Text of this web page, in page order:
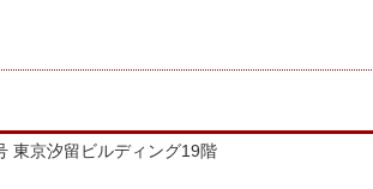
東京汐留ビルディング19階